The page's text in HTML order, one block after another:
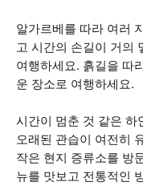
알가르베를 따라 여러
고 시간의 손길이 거의
여행하세요. 흙길을 따
운 장소로 여행하세요.
시간이 멈춘 것 같은 하
오래된 관습이 여전히
작은 현지 증류소를 방
뉴를 맛보고 전통적인